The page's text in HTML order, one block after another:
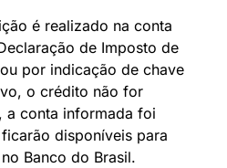
é realizado na conta
de Imposto de
por indicação de chave
o crédito não for
a conta informada foi
disponíveis para
Banco do Brasil.